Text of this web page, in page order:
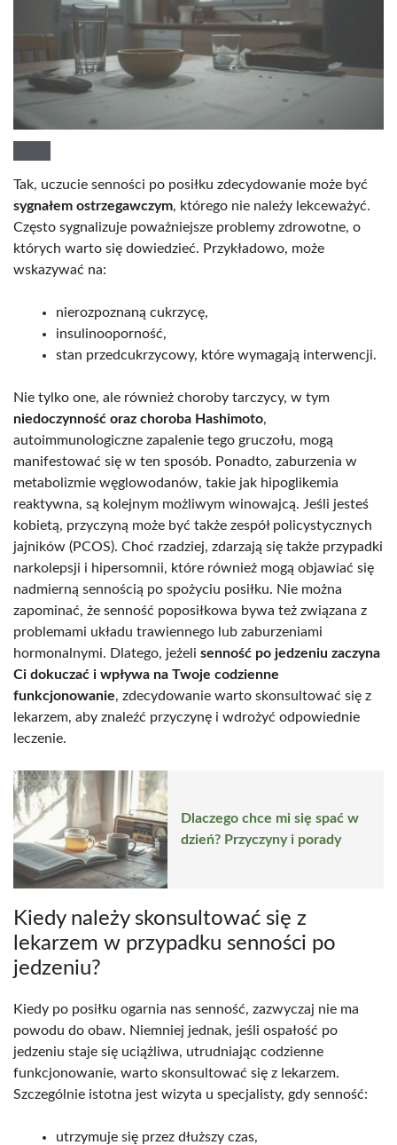
Tak, uczucie senności po posiłku zdecydowanie może być
sygnałem ostrzegawczym, którego nie należy lekceważyć.
Często sygnalizuje poważniejsze problemy zdrowotne, o
których warto się dowiedzieć. Przykładowo, może
wskazywać na:
nierozpoznaną cukrzycę,
insulinooporność,
stan przedcukrzycowy, które wymagają interwencji.
Nie tylko one, ale również choroby tarczycy, w tym
niedoczynność oraz choroba Hashimoto,
autoimmunologiczne zapalenie tego gruczołu, mogą
manifestować się w ten sposób. Ponadto, zaburzenia w
metabolizmie węglowodanów, takie jak hipoglikemia
reaktywna, są kolejnym możliwym winowajcą. Jeśli jesteś
kobietą, przyczyną może być także zespół policystycznych
jajników (PCOS). Choć rzadziej, zdarzają się także przypadki
narkolepsji i hipersomnii, które również mogą objawiać się
nadmierną sennością po spożyciu posiłku. Nie można
zapominać, że senność poposiłkowa bywa też związana z
problemami układu trawiennego lub zaburzeniami
hormonalnymi. Dlatego, jeżeli senność po jedzeniu zaczyna
Ci dokuczać i wpływa na Twoje codzienne
funkcjonowanie, zdecydowanie warto skonsultować się z
lekarzem, aby znaleźć przyczynę i wdrożyć odpowiednie
leczenie.
Dlaczego chce mi się spać w
dzień? Przyczyny i porady
Kiedy należy skonsultować się z
lekarzem w przypadku senności po
jedzeniu?
Kiedy po posiłku ogarnia nas senność, zazwyczaj nie ma
powodu do obaw. Niemniej jednak, jeśli ospałość po
jedzeniu staje się uciążliwa, utrudniając codzienne
funkcjonowanie, warto skonsultować się z lekarzem.
Szczególnie istotna jest wizyta u specjalisty, gdy senność:
utrzymuje się przez dłuższy czas,